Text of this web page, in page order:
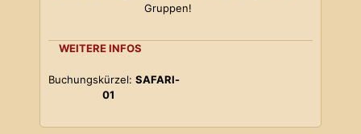
Gruppen!
WEITERE INFOS
Buchungskürzel: SAFARI-
01